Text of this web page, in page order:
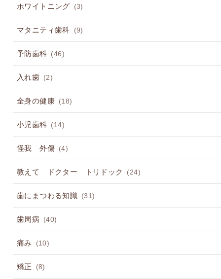
ホワイトニング (3)
マタニティ歯科 (9)
予防歯科 (46)
入れ歯 (2)
全身の健康 (18)
小児歯科 (14)
怪我 外傷 (4)
教えて ドクター トリドック (24)
歯にまつわる知識 (31)
歯周病 (40)
痛み (10)
矯正 (8)